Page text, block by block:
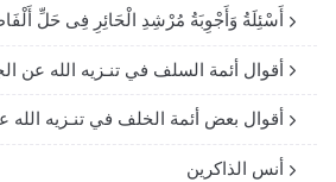
أَسْئِلَةُ وَأَجْوِبَةُ مُرْشِدِ الْحَائِرِ فِى حَلِّ
أقوال أئمة السلف في تنـزيه الله عن
أقوال بعض أئمة الخلف في تنـزيه
أنس الذاكرين